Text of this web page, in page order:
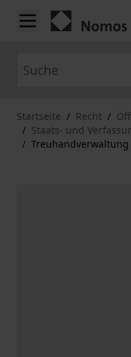
Zum Inhalt springen
Startseite / Recht /
/ Staats- und
/